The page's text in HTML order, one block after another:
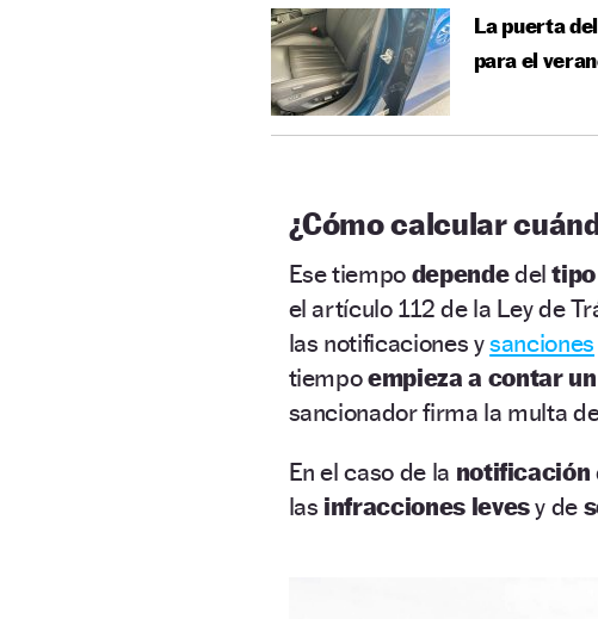
La puerta
para el
¿Cómo calcular
Ese tiempo dependedel
el artículo 112 de la Ley de
las notificaciones ysanciones
tiempoempieza a contar
sancionador firma la multa
En el caso de la notificación
las infracciones levesy de